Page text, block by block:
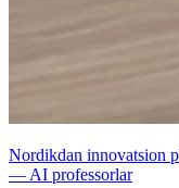
Nordikdan innovatsion
— AI professorlar